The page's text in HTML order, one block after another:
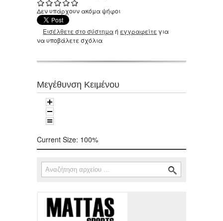
Δεν υπάρχουν ακόμα ψήφοι
Εισέλθετε στο σύστημαή εγγραφείτε για
να υποβάλετε σχόλια
Μεγέθυνση Κειμένου
Current Size: 100%
Φόρμα αναζήτησης
Αναζήτηση